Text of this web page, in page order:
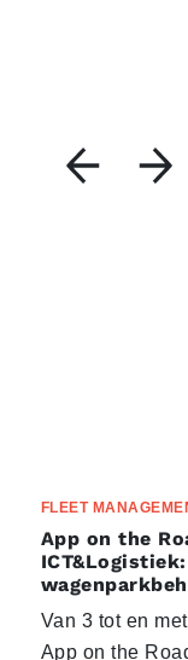
FLEET
App on the
Van 3 tot en
App on the